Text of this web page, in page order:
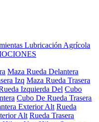
Lubricación Agrícola
Maza Rueda Delantera
Izq Maza Rueda Trasera
Izquierda Del Cubo
Cubo De Rueda Trasera
Exterior Alt Rueda
Alt Rueda Trasera